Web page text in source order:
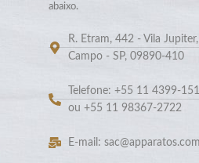
abaixo.
R. Etram, 442 - Vila
Campo - SP, 09890-410
Telefone: +55 11 4399-
ou +55 11 98367-2722
E-mail: